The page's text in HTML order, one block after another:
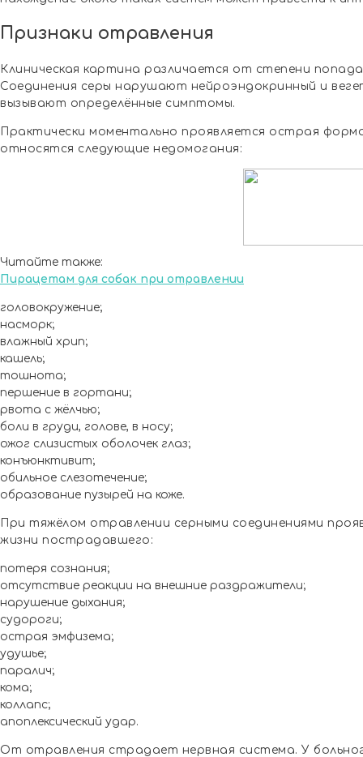
Признаки отравления
Клиническая картина различается от степени
Соединения серы нарушают нейроэндокринный и
вызывают определённые симптомы.
Практически моментально проявляется острая
относятся следующие недомогания:
Читайте также:
Пирацетам для собак при отравлении
головокружение;
насморк;
влажный хрип;
кашель;
тошнота;
першение в гортани;
рвота с жёлчью;
боли в груди, голове, в носу;
ожог слизистых оболочек глаз;
конъюнктивит;
обильное слезотечение;
образование пузырей на коже.
При тяжёлом отравлении серными соединениями
жизни пострадавшего:
потеря сознания;
отсутствие реакции на внешние раздражители;
нарушение дыхания;
судороги;
острая эмфизема;
удушье;
паралич;
кома;
коллапс;
апоплексический удар.
От отравления страдает нервная система. У